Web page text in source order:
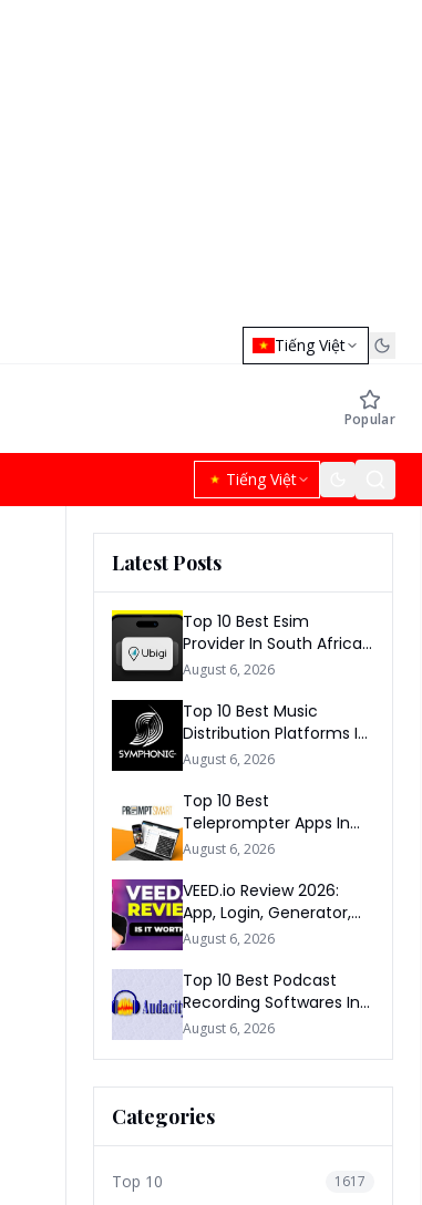
Tiếng Việt
Popular
Tiếng Việt
Latest Posts
Top 10 Best Esim
Provider In South Africa
2026
August 6, 2026
Top 10 Best Music
Distribution Platforms In
The World 2026
August 6, 2026
Top 10 Best
Teleprompter Apps In
2026
August 6, 2026
VEED.io Review 2026:
App, Login, Generator,
Download, AI & FAQs
August 6, 2026
Top 10 Best Podcast
Recording Softwares In
2026
August 6, 2026
Categories
Top 10 1617